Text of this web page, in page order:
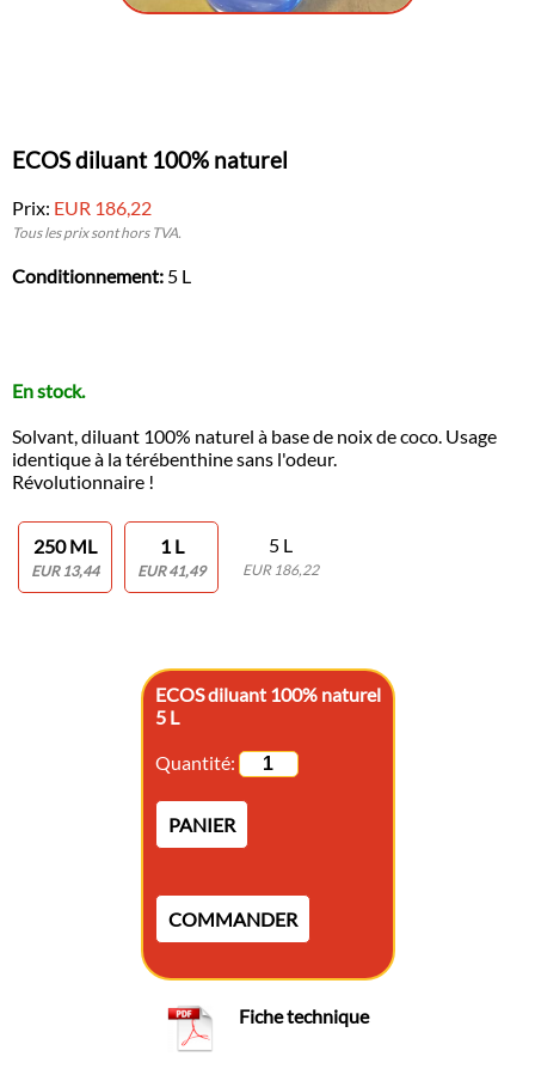
ECOS diluant 100% naturel
Prix: EUR 186,22
Tous les prix sont hors TVA.
Conditionnement: 5 L
En stock.
Solvant, diluant 100% naturel à base de noix de coco. Usage
identique à la térébenthine sans l'odeur.
Révolutionnaire !
250 ML
EUR 13,44
1 L
EUR 41,49
5 L
EUR 186,22
ECOS diluant 100% naturel
5 L
Quantité:
PANIER
COMMANDER
Fiche technique